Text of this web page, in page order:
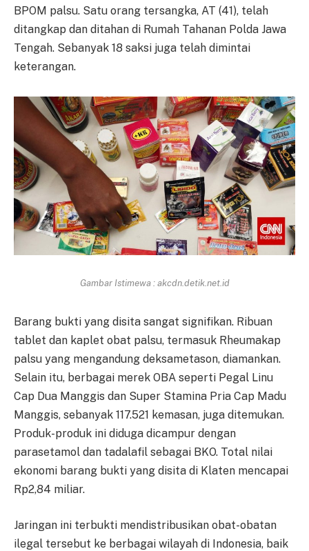
BPOM palsu. Satu orang tersangka, AT (41), telah
ditangkap dan ditahan di Rumah Tahanan Polda Jawa
Tengah. Sebanyak 18 saksi juga telah dimintai
keterangan.
Gambar Istimewa : akcdn.detik.net.id
Barang bukti yang disita sangat signifikan. Ribuan
tablet dan kaplet obat palsu, termasuk Rheumakap
palsu yang mengandung deksametason, diamankan.
Selain itu, berbagai merek OBA seperti Pegal Linu
Cap Dua Manggis dan Super Stamina Pria Cap Madu
Manggis, sebanyak 117.521 kemasan, juga ditemukan.
Produk-produk ini diduga dicampur dengan
parasetamol dan tadalafil sebagai BKO. Total nilai
ekonomi barang bukti yang disita di Klaten mencapai
Rp2,84 miliar.
Jaringan ini terbukti mendistribusikan obat-obatan
ilegal tersebut ke berbagai wilayah di Indonesia, baik